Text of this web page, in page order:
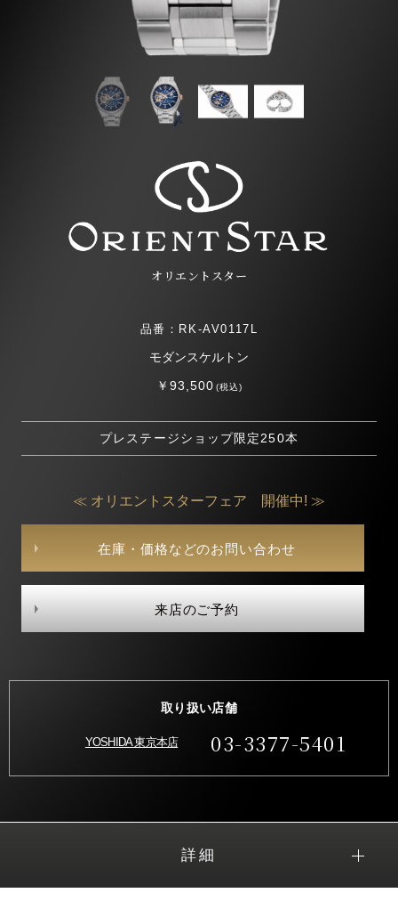
オリエントスター
品番：RK-AV0117L
モダンスケルトン
￥93,500(税込)
プレステージショップ限定250本
≪ オリエントスターフェア 開催中! ≫
在庫・価格などのお問い合わせ
来店のご予約
取り扱い店舗
YOSHIDA 東京本店 03-3377-5401
詳細